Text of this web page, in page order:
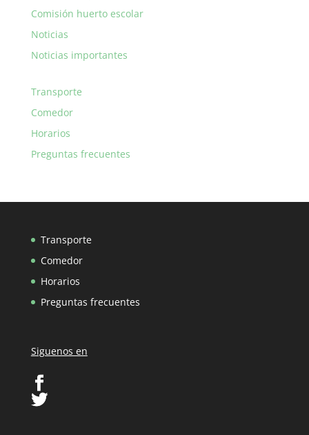
Comisión huerto escolar
Noticias
Noticias importantes
Transporte
Comedor
Horarios
Preguntas frecuentes
Transporte
Comedor
Horarios
Preguntas frecuentes
Siguenos en